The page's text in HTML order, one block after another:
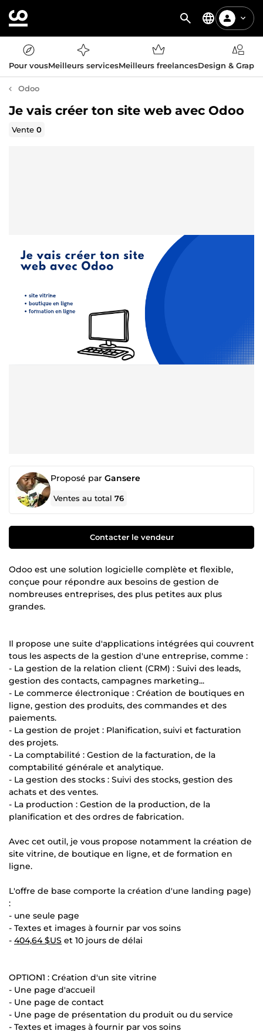
Pour vousMeilleurs servicesMeilleurs freelancesDesign &
Odoo
Je vais créer ton site web avec Odoo
Vente0
Proposé par Gansere
Ventes au total76
Contacter le vendeur
Odoo est une solution logicielle complète et flexible,
conçue pour répondre aux besoins de gestion de
nombreuses entreprises, des plus petites aux plus
grandes.
Il propose une suite d'applications intégrées qui couvrent
tous les aspects de la gestion d'une entreprise, comme :
- La gestion de la relation client (CRM) : Suivi des leads,
gestion des contacts, campagnes marketing...
- Le commerce électronique : Création de boutiques en
ligne, gestion des produits, des commandes et des
paiements.
- La gestion de projet : Planification, suivi et facturation
des projets.
- La comptabilité : Gestion de la facturation, de la
comptabilité générale et analytique.
- La gestion des stocks : Suivi des stocks, gestion des
achats et des ventes.
- La production : Gestion de la production, de la
planification et des ordres de fabrication.
Avec cet outil, je vous propose notamment la création de
site vitrine, de boutique en ligne, et de formation en
ligne.
L'offre de base comporte la création d'une landing page)
:
- une seule page
- Textes et images à fournir par vos soins
- 404,64 $US et 10 jours de délai
OPTION1 : Création d'un site vitrine
- Une page d'accueil
- Une page de contact
- Une page de présentation du produit ou du service
- Textes et images à fournir par vos soins